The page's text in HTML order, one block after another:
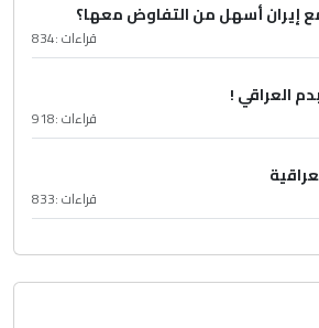
مع إيران أسهل من التفاوض معها؟
قراءات :834
العراقي !
قراءات :918
قراءات :833